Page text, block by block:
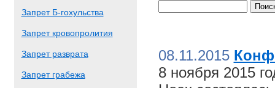
Запрет Б-гохульства
Запрет кровопролития
Запрет разврата
Запрет грабежа
08.11.2015
8 ноября 2015